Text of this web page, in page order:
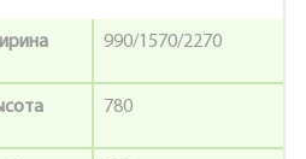
990/1570/2270
780